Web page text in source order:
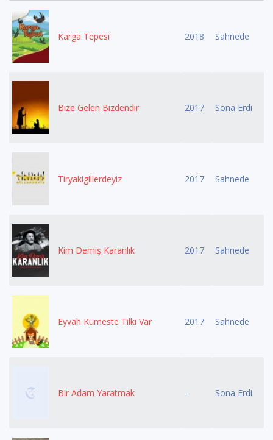
Karga Tepesi 2018 Sahnede
Bize Gelen Bizdendir 2017 Sona Erdi
Tiryakigillerdeyiz 2017 Sahnede
Kim Demiş Karanlık 2017 Sahnede
Eyvah Kümeste Tilki Var 2017 Sahnede
Bir Adam Yaratmak - Sona Erdi